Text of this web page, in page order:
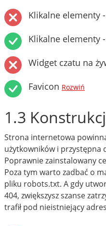
Klikalne elementy
Klikalne elementy
Widget czatu na
Favicon Rozwiń
1.3
Strona internetowa
użytkowników i przystępna
Poprawnie zainstalowany
Poza tym warto zadbać o
pliku robots.txt. A gdy
404, zwiększysz szanse
trafił pod nieistniejący